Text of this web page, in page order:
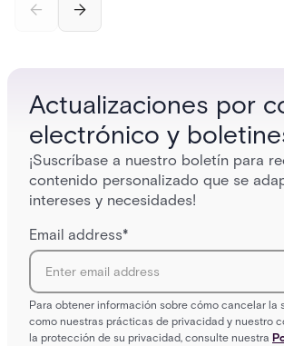
Actualizaciones por
electrónico y
¡Suscríbase a nuestro boletín para
contenido personalizado que se
intereses y necesidades!
Email address*
Para obtener información sobre cómo cancelar la
como nuestras prácticas de privacidad y nuestro
la protección de su privacidad, consulte nuestra